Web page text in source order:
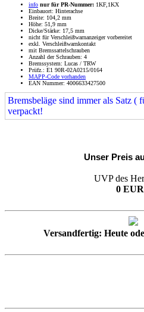
info nur für PR-Nummer: 1KF,1KX
Einbauort: Hinterachse
Breite: 104,2 mm
Höhe: 51,9 mm
Dicke/Stärke: 17,5 mm
nicht für Verschleißwarnanzeiger vorbereitet
exkl. Verschleißwarnkontakt
mit Bremssattelschrauben
Anzahl der Schrauben: 4
Bremssystem: Lucas / TRW
Prüfz.: E1 90R-02A0215/0164
MAPP-Code vorhanden
EAN Nummer: 4006633427500
Bremsbeläge sind immer als Satz (
verpackt!
Unser Preis
UVP des
0
Versandfertig: Heute